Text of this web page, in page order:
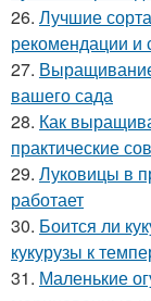
26. Лучшие
рекомендации и
27.
вашего сада
28. Как
практические
29. Луковицы в
работает
30. Боится ли
кукурузы к
31. Маленькие